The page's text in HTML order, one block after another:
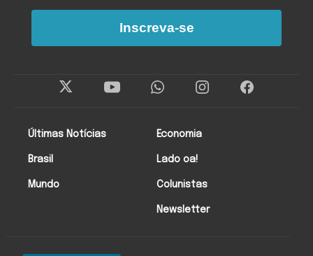
Últimas Notícias
Brasil
Mundo
Economia
Lado oa!
Colunistas
Newsletter
Inscreva-se